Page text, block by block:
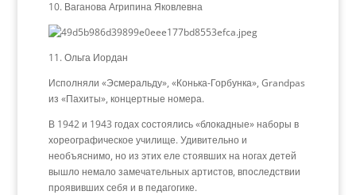
10. Ваганова Агрипина Яковлевна
11. Ольга Иордан
Исполняли «Эсмеральду», «Конька-Горбунка», Grandpas
из «Пахиты», концертные номера.
В 1942 и 1943 годах состоялись «блокадные» наборы в
хореографическое училище. Удивительно и
необъяснимо, но из этих еле стоявших на ногах детей
вышло немало замечательных артистов, впоследствии
проявивших себя и в педагогике.